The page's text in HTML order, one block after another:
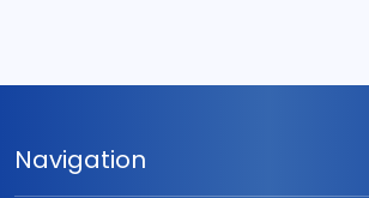
Navigation